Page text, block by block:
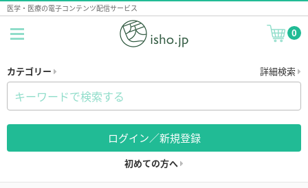
医学・医療の電子コンテンツ配信サービス
0
カテゴリー 詳細検索
ログイン／新規登録
初めての方へ